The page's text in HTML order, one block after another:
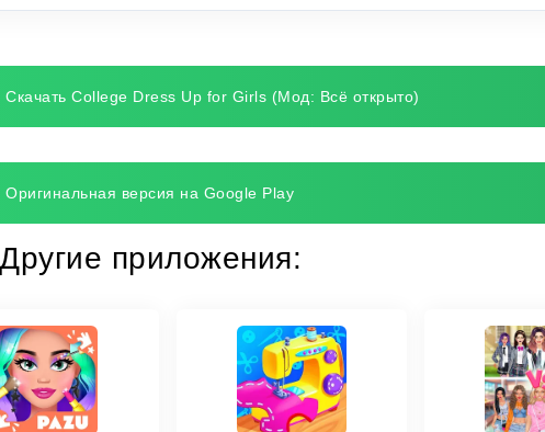
Скачать College Dress Up for Girls (Мод: Всё открыто)
Оригинальная версия на Google Play
Другие приложения: